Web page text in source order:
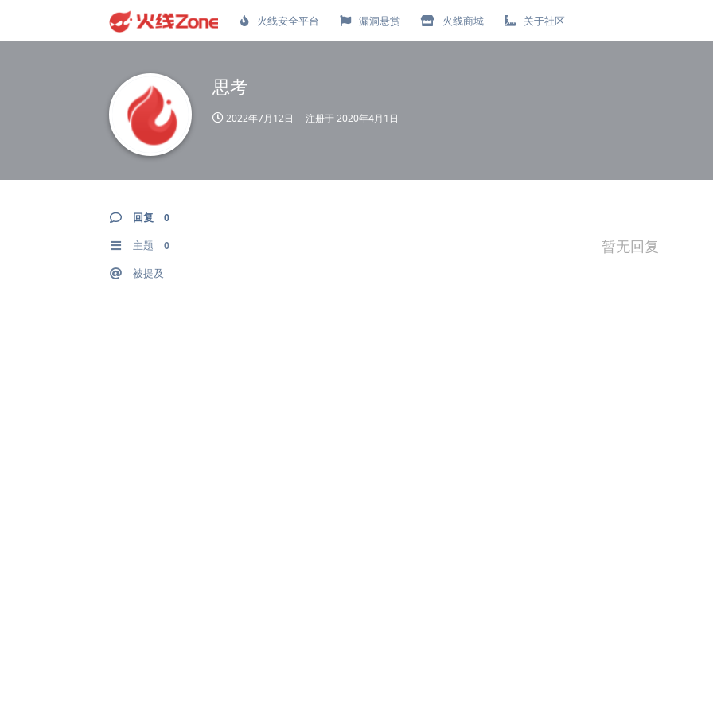
火线安全平台 漏洞悬赏 火线商城 关于社区
思考
2022年7月12日 注册于2020年4月1日
回复 0
主题 0
被提及
暂无回复